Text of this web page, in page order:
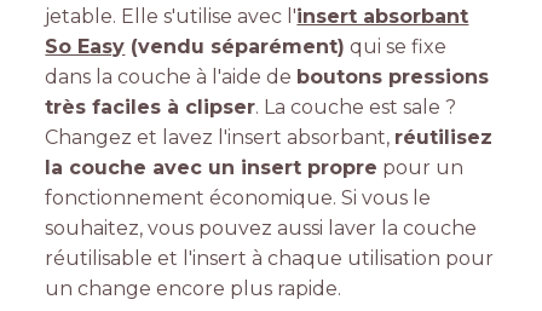
jetable. Elle s'utilise avec l'insert absorbant
So Easy (vendu séparément) qui se fixe
dans la couche à l'aide de boutons pressions
très faciles à clipser. La couche est sale ?
Changez et lavez l'insert absorbant, réutilisez
la couche avec un insert propre pour un
fonctionnement économique. Si vous le
souhaitez, vous pouvez aussi laver la couche
réutilisable et l'insert à chaque utilisation pour
un change encore plus rapide.